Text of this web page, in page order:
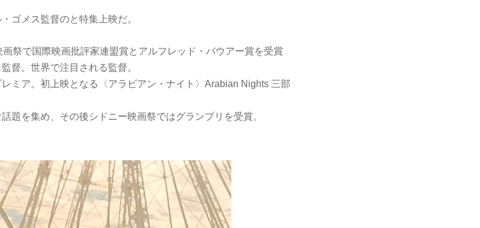
ゴメス監督のと特集上映だ。
画祭で国際映画批評家連盟賞とアルフレッド・バウアー賞を受賞
督。世界で注目される監督。
ミア。初上映となる〈アラビアン・ナイト〉Arabian Nights 三部
題を集め、その後シドニー映画祭ではグランプリを受賞。